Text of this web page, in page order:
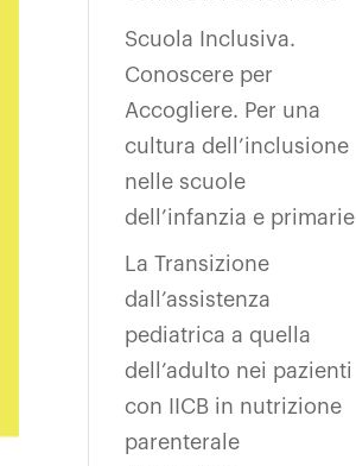
Scuola Inclusiva.
Conoscere per
Accogliere. Per una
cultura dell’inclusione
nelle scuole
dell’infanzia e primarie
La Transizione
dall’assistenza
pediatrica a quella
dell’adulto nei pazienti
con IICB in nutrizione
parenterale